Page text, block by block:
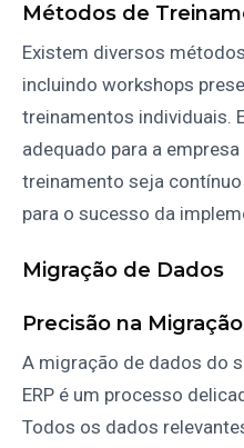
Métodos de
Existem diversos
incluindo workshops
treinamentos individuais.
adequado para a
treinamento seja
para o sucesso da
Migração de Dados
Precisão na Migração
A migração de dados do
ERP é um processo
Todos os dados